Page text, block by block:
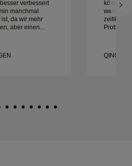
verbessert
manchmal
da wir mehr
aber einen
könnte
werden,
zeitlich
Proben
glücklich.
QING JI,